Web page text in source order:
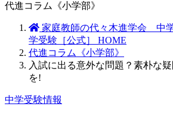
代進コラム《小学部》
家庭教師の代々木進学会 中
学受験［公式］ HOME
代進コラム《小学部》
入試に出る意外な問題？素朴な
を!
中学受験情報